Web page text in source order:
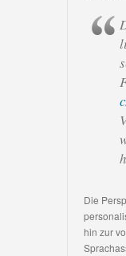
Die
hin zur